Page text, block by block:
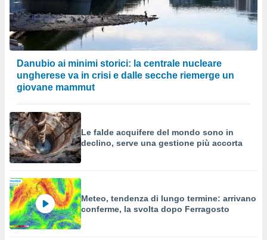
Danubio ai minimi storici: la centrale nucleare
ungherese va in crisi e dalle secche riemerge un
giovane mammut
Le falde acquifere del mondo sono in
declino, serve una gestione più accorta
Meteo, tendenza di lungo termine: arrivano
conferme, la svolta dopo Ferragosto